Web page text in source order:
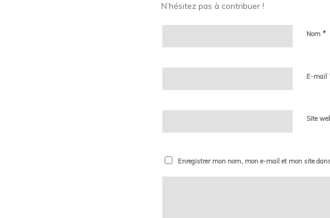
N’hésitez pas à contribuer !
Nom *
E-mail
Site
Enregistrer mon nom, mon e-mail et mon site